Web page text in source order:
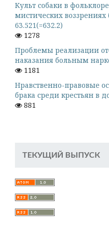
Культ собаки в
мистических
63.521(=632.2)
1278
Проблемы реализации
наказания больным
1181
Нравственно-правовые
брака среди крестьян в
881
ТЕКУЩИЙ ВЫПУСК